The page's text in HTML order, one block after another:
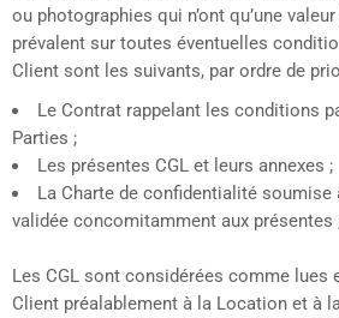
ou photographies qui n’ont qu’une
prévalent sur toutes éventuelles
Client sont les suivants, par ordre de
Le Contrat rappelant les conditions
Parties ;
Les présentes CGL et leurs annexes ;
La Charte de confidentialité soumise
validée concomitamment aux présentes
Les CGL sont considérées comme lues
Client préalablement à la Location et à